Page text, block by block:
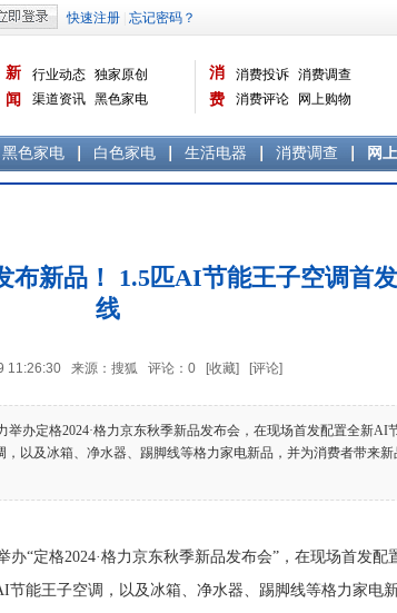
新
闻
行业动态 独家原创
渠道资讯 黑色家电
消
费
消费投诉 消费调查
消费评论
网上购物
曝光台
品牌关注
黑色家电 白色家电 生活电器 消费调查 网
布新品！ 1.5匹AI节能王子空调首
线
11:26:30 来源：搜狐 评论： 0 [收藏] [评论]
办定格2024·格力京东秋季新品发布会，在现场首发配置全新AI
以及冰箱、净水器、踢脚线等格力家电新品，并为消费者带来新
“定格2024·格力京东秋季新品发布会”，在现场首发配
节能王子空调，以及冰箱、净水器、踢脚线等格力家电